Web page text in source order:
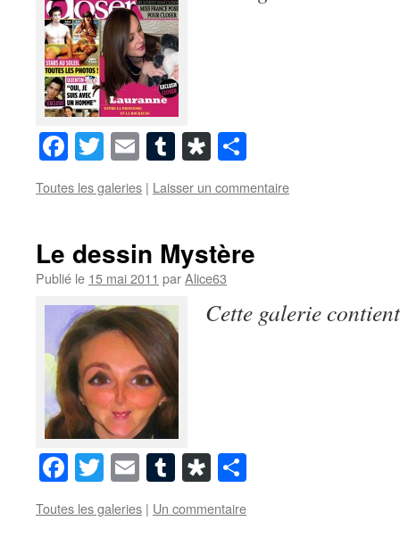
Facebook
Twitter
EmailTumblrDiaspora
Toutes les galeries | Laisser un commentaire
Le dessin Mystère
Publié le 15 mai 2011 parAlice63
Cette galerie
Facebook
Twitter
EmailTumblrDiaspora
Toutes les galeries | Un commentaire